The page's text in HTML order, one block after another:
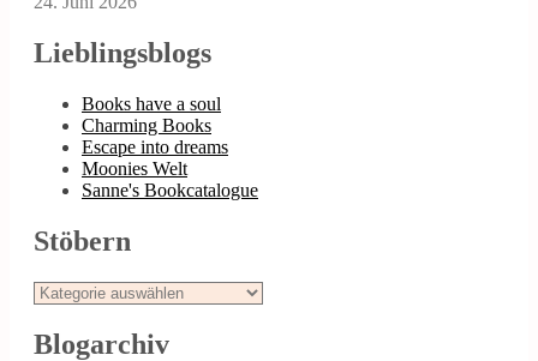
Lieblingsblogs
Books have a soul
Charming Books
Escape into dreams
Moonies Welt
Sanne's Bookcatalogue
Stöbern
Stöbern
Blogarchiv